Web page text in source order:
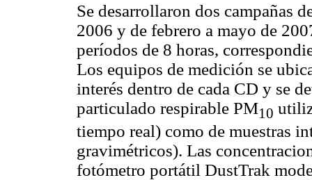
Se desarrollaron dos campañas
2006 y de febrero a mayo de
períodos de 8 horas,
Los equipos de medición se
interés dentro de cada CD y se
particulado respirable PM10
tiempo real) como de muestras
gravimétricos). Las
fotómetro portátil DustTrak